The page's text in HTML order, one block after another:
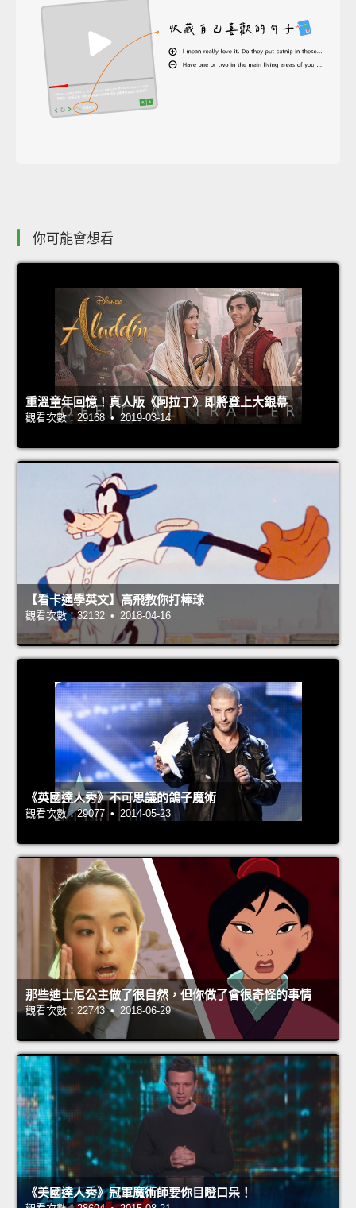
你可能會想看
重溫童年回憶！真人版《阿拉丁》即將登上大銀幕
觀看次數：29168 • 2019-03-14
【看卡通學英文】高飛教你打棒球
觀看次數：32132 • 2018-04-16
《英國達人秀》不可思議的鴿子魔術
觀看次數：29077 • 2014-05-23
那些迪士尼公主做了很自然，但你做了會很奇怪的事情
觀看次數：22743 • 2018-06-29
《美國達人秀》冠軍魔術師要你目瞪口呆！